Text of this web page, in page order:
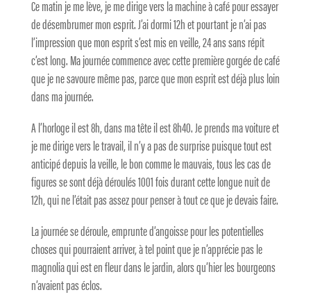
Ce matin je me lève, je me dirige vers la machine à café pour essayer
de désembrumer mon esprit. J’ai dormi 12h et pourtant je n’ai pas
l’impression que mon esprit s’est mis en veille, 24 ans sans répit
c’est long. Ma journée commence avec cette première gorgée de café
que je ne savoure même pas, parce que mon esprit est déjà plus loin
dans ma journée.
A l’horloge il est 8h, dans ma tête il est 8h40. Je prends ma voiture et
je me dirige vers le travail, il n’y a pas de surprise puisque tout est
anticipé depuis la veille, le bon comme le mauvais, tous les cas de
figures se sont déjà déroulés 1001 fois durant cette longue nuit de
12h, qui ne l’était pas assez pour penser à tout ce que je devais faire.
La journée se déroule, emprunte d’angoisse pour les potentielles
choses qui pourraient arriver, à tel point que je n’apprécie pas le
magnolia qui est en fleur dans le jardin, alors qu’hier les bourgeons
n’avaient pas éclos.